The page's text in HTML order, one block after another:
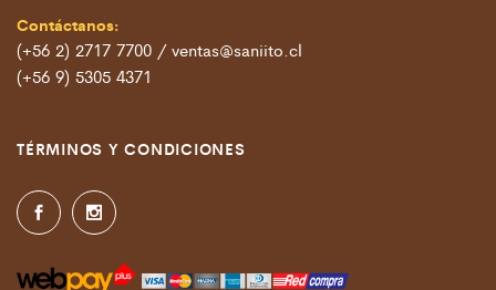
Contáctanos:
(+56 2) 2717 7700 / ventas@saniito.cl
(+56 9) 5305 4371
TÉRMINOS Y CONDICIONES